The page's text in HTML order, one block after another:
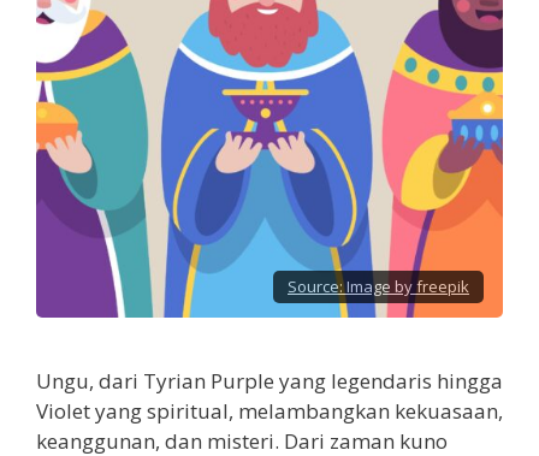
Source:Image by freepik
Ungu, dari Tyrian Purple yang legendaris hingga
Violet yang spiritual, melambangkan kekuasaan,
keanggunan, dan misteri. Dari zaman kuno